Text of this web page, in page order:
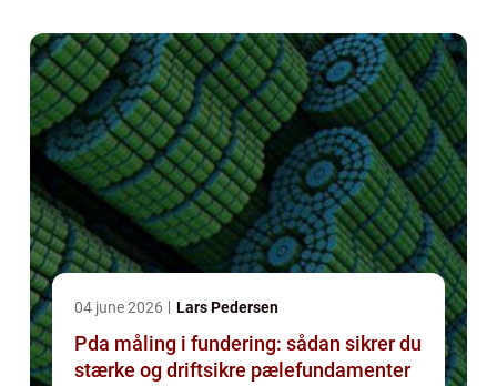
04 june 2026 Lars Pedersen
Pda måling i fundering: sådan sikrer du
stærke og driftsikre pælefundamenter